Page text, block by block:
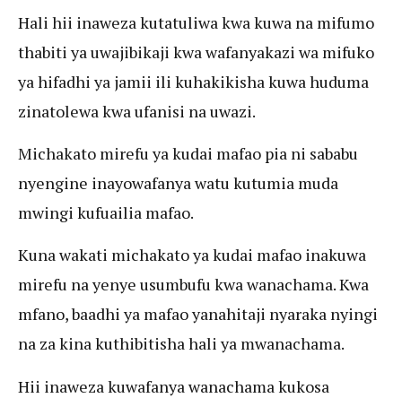
Hali hii inaweza kutatuliwa kwa kuwa na mifumo
thabiti ya uwajibikaji kwa wafanyakazi wa mifuko
ya hifadhi ya jamii ili kuhakikisha kuwa huduma
zinatolewa kwa ufanisi na uwazi.
Michakato mirefu ya kudai mafao pia ni sababu
nyengine inayowafanya watu kutumia muda
mwingi kufuailia mafao.
Kuna wakati michakato ya kudai mafao inakuwa
mirefu na yenye usumbufu kwa wanachama. Kwa
mfano, baadhi ya mafao yanahitaji nyaraka nyingi
na za kina kuthibitisha hali ya mwanachama.
Hii inaweza kuwafanya wanachama kukosa